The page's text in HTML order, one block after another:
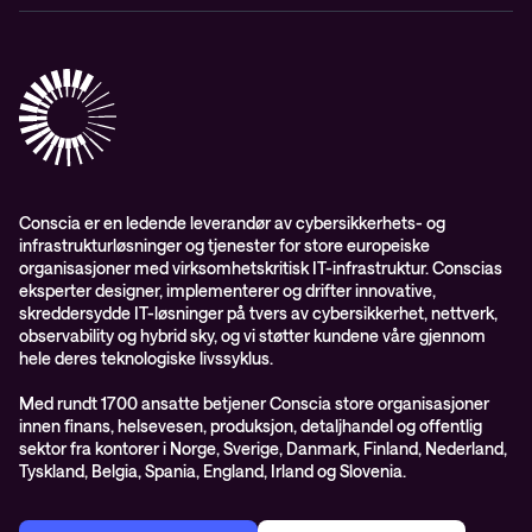
Aktsomhetsvurdering
Conscia Education Services
Conscia er en ledende leverandør av cybersikkerhets- og
infrastrukturløsninger og tjenester for store europeiske
organisasjoner med virksomhetskritisk IT-infrastruktur. Conscias
eksperter designer, implementerer og drifter innovative,
skreddersydde IT-løsninger på tvers av cybersikkerhet, nettverk,
observability og hybrid sky, og vi støtter kundene våre gjennom
hele deres teknologiske livssyklus.
Med rundt 1700 ansatte betjener Conscia store organisasjoner
innen finans, helsevesen, produksjon, detaljhandel og offentlig
sektor fra kontorer i Norge, Sverige, Danmark, Finland, Nederland,
Tyskland, Belgia, Spania, England, Irland og Slovenia.